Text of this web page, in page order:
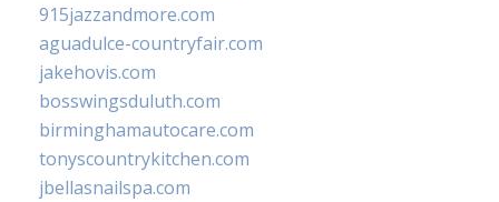
915jazzandmore.com
aguadulce-countryfair.com
jakehovis.com
bosswingsduluth.com
birminghamautocare.com
tonyscountrykitchen.com
jbellasnailspa.com